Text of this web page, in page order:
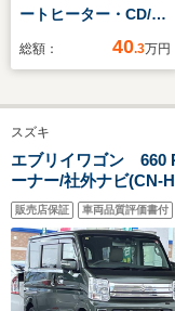
ートヒーター・CD/カ
セットプレーヤー・
総額： 40.3万円
スズキ
エブリイワゴン 660
ーナー/社外ナビ(CN-
インタークーラータ
ト/シートヒーター/横
ー/ETC/スペアキー/保
販売店保証 車両品質評価書付